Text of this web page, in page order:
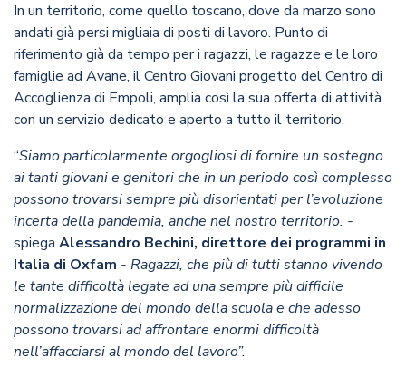
In un territorio, come quello toscano, dove da marzo sono
andati già persi migliaia di posti di lavoro. Punto di
riferimento già da tempo per i ragazzi, le ragazze e le loro
famiglie ad Avane, il Centro Giovani progetto del Centro di
Accoglienza di Empoli, amplia così la sua offerta di attività
con un servizio dedicato e aperto a tutto il territorio.
“Siamo particolarmente orgogliosi di fornire un sostegno
ai tanti giovani e genitori che in un periodo così complesso
possono trovarsi sempre più disorientati per l’evoluzione
incerta della pandemia, anche nel nostro territorio. -
spiega Alessandro Bechini, direttore dei programmi in
Italia di Oxfam - Ragazzi, che più di tutti stanno vivendo
le tante difficoltà legate ad una sempre più difficile
normalizzazione del mondo della scuola e che adesso
possono trovarsi ad affrontare enormi difficoltà
nell’affacciarsi al mondo del lavoro”.